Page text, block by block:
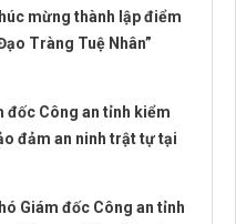
mừng thành lập điểm
Tràng Tuệ Nhân”
đốc Công an tỉnh kiểm
đảm an ninh trật tự tại
Giám đốc Công an tỉnh